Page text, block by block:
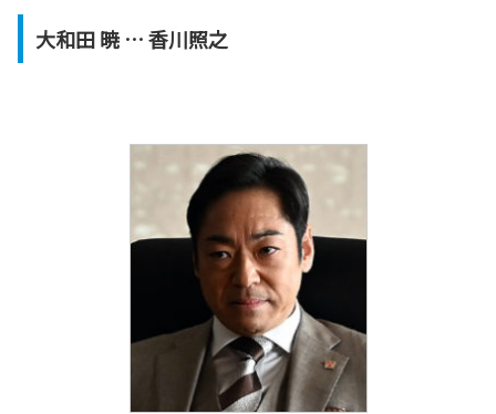
大和田 暁 … 香川照之